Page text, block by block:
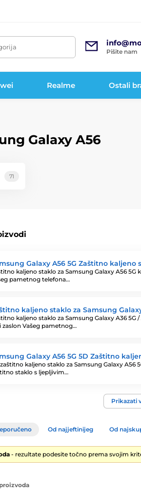
Pišite nam
Realme Ostali
Galaxy A56
71
Galaxy A56 5G Zaštitno kaljeno
kaljeno staklo za Samsung Galaxy A56 5G
pametnog telefona…
kaljeno staklo za Samsung
kaljeno staklo za Samsung Galaxy A36 5G /
zaslon Vašeg pametnog…
Galaxy A56 5G 5D Zaštitno
kaljeno staklo za Samsung Galaxy A56
staklo s ljepljivim…
Prikazati
Od najjeftinijeg Od
- rezultate podesite točno prema svojim